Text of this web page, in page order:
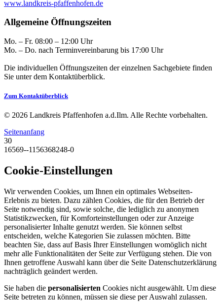
www.landkreis-pfaffenhofen.de
Allgemeine Öffnungszeiten
Mo. – Fr. 08:00 – 12:00 Uhr
Mo. – Do. nach Terminvereinbarung bis 17:00 Uhr
Die individuellen Öffnungszeiten der einzelnen Sachgebiete finden
Sie unter dem Kontaktüberblick.
Zum Kontaktüberblick
© 2026 Landkreis Pfaffenhofen a.d.Ilm. Alle Rechte vorbehalten.
Seitenanfang
30
16569--1156368248-0
Cookie-Einstellungen
Wir verwenden Cookies, um Ihnen ein optimales Webseiten-
Erlebnis zu bieten. Dazu zählen Cookies, die für den Betrieb der
Seite notwendig sind, sowie solche, die lediglich zu anonymen
Statistikzwecken, für Komforteinstellungen oder zur Anzeige
personalisierter Inhalte genutzt werden. Sie können selbst
entscheiden, welche Kategorien Sie zulassen möchten. Bitte
beachten Sie, dass auf Basis Ihrer Einstellungen womöglich nicht
mehr alle Funktionalitäten der Seite zur Verfügung stehen. Die von
Ihnen getroffene Auswahl kann über die Seite Datenschutzerklärung
nachträglich geändert werden.
Sie haben die personalisierten Cookies nicht ausgewählt. Um diese
Seite betreten zu können, müssen sie diese per Auswahl zulassen.